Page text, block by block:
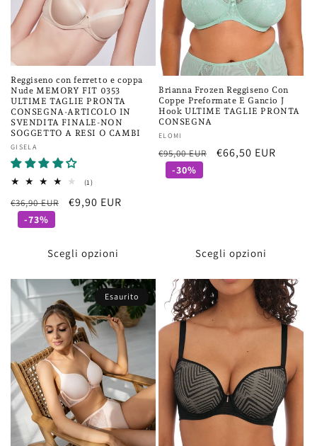
Reggiseno con ferretto e coppa
Nude MEMORY FIT 0353
ULTIME TAGLIE PRONTA
CONSEGNA-ARTICOLO IN
SVENDITA FINALE-NON
SOGGETTO A RESI O CAMBI
Fornitore:
GISELA
(1)1
totali
Prezzo
€36,90 EUR
Prezzo
€9,90 EUR
-73%
Scegli opzioni
Brianna Frozen Reggiseno Con
Coppe Preformate E Gancio J
Hook ULTIME TAGLIE PRONTA
CONSEGNA
Fornitore:
ELOMI
Prezzo
€95,00 EUR
Prezzo
€66,50 EUR
-30%
Scegli opzioni
Esaurito